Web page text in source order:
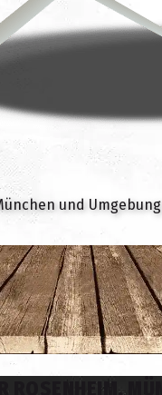
und Umgebung
ROSENHEIM,